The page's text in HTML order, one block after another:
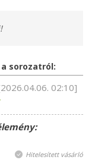
sorozatról:
02:10]
Hitelesített vásárló